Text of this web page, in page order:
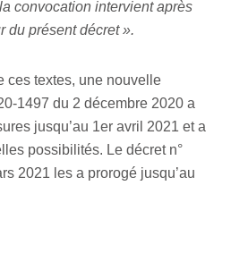
convocation intervient après
du présent décret ».
ces textes, une nouvelle
1497 du 2 décembre 2020 a
jusqu’au 1er avril 2021 et a
possibilités. Le décret n°
2021 les a prorogé jusqu’au